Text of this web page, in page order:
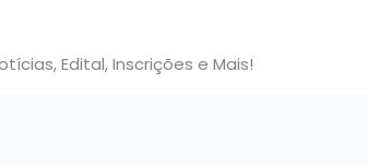
Edital, Inscrições e Mais!